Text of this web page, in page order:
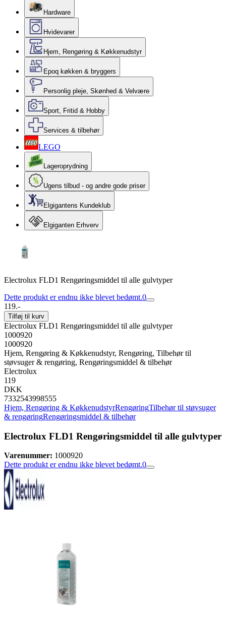
Hardware
Hvidevarer
Hjem, Rengøring & Køkkenudstyr
Epoq køkken & bryggers
Personlig pleje, Skønhed & Velvære
Sport, Fritid & Hobby
Services & tilbehør
LEGO
Lageroprydning
Ugens tilbud - og andre gode priser
Elgigantens Kundeklub
Elgiganten Erhverv
Electrolux FLD1 Rengøringsmiddel til alle gulvtyper
Dette produkt er endnu ikke blevet bedømt.0
119.-
Tilføj til kurv
Electrolux FLD1 Rengøringsmiddel til alle gulvtyper
1000920
1000920
Hjem, Rengøring & Køkkenudstyr, Rengøring, Tilbehør til
støvsuger & rengøring, Rengøringsmiddel & tilbehør
Electrolux
119
DKK
7332543998555
Hjem, Rengøring & KøkkenudstyrRengøringTilbehør til støvsuger
& rengøringRengøringsmiddel & tilbehør
Electrolux FLD1 Rengøringsmiddel til alle gulvtyper
Varenummer: 1000920
Dette produkt er endnu ikke blevet bedømt.0